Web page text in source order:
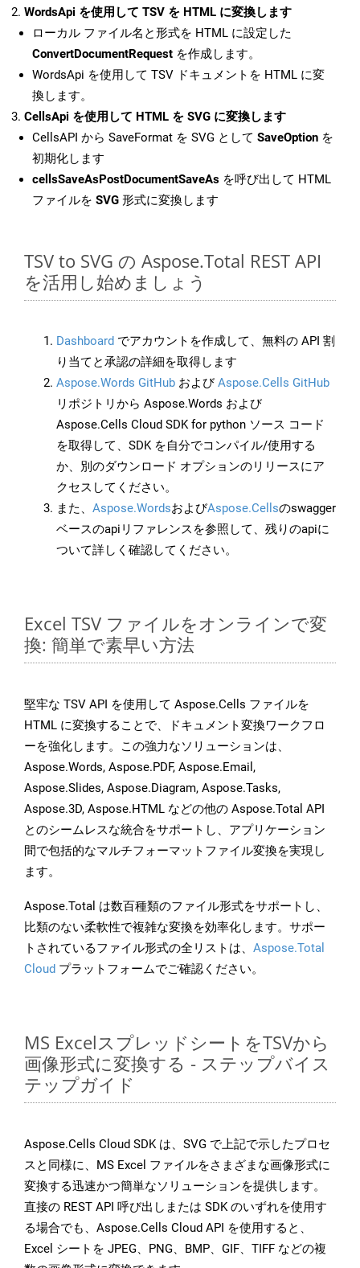
WordsApi を使用して TSV を HTML に変換します
ローカル ファイル名と形式を HTML に設定した
ConvertDocumentRequest を作成します。
WordsApi を使用して TSV ドキュメントを HTML に変
換します。
CellsApi を使用して HTML を SVG に変換します
CellsAPI から SaveFormat を SVG として SaveOption を
初期化します
cellsSaveAsPostDocumentSaveAs を呼び出して HTML
ファイルを SVG 形式に変換します
TSV to SVG の Aspose.Total REST API
を活用し始めましょう
Dashboard でアカウントを作成して、無料の API 割
り当てと承認の詳細を取得します
Aspose.Words GitHub およびAspose.Cells GitHub
リポジトリから Aspose.Words および
Aspose.Cells Cloud SDK for python ソース コード
を取得して、SDK を自分でコンパイル/使用する
か、別のダウンロード オプションのリリースにア
クセスしてください。
また、 Aspose.WordsおよびAspose.Cellsのswagger
ベースのapiリファレンスを参照して、残りのapiに
ついて詳しく確認してください。
Excel TSV ファイルをオンラインで変
換: 簡単で素早い方法
堅牢な TSV API を使用して Aspose.Cells ファイルを
HTML に変換することで、ドキュメント変換ワークフロ
ーを強化します。この強力なソリューションは、
Aspose.Words, Aspose.PDF, Aspose.Email,
Aspose.Slides, Aspose.Diagram, Aspose.Tasks,
Aspose.3D, Aspose.HTML などの他の Aspose.Total API
とのシームレスな統合をサポートし、アプリケーション
間で包括的なマルチフォーマットファイル変換を実現し
ます。
Aspose.Total は数百種類のファイル形式をサポートし、
比類のない柔軟性で複雑な変換を効率化します。サポー
トされているファイル形式の全リストは、 Aspose.Total
Cloud プラットフォームでご確認ください。
MS ExcelスプレッドシートをTSVから
画像形式に変換する - ステップバイス
テップガイド
Aspose.Cells Cloud SDK は、SVG で上記で示したプロセ
スと同様に、MS Excel ファイルをさまざまな画像形式に
変換する迅速かつ簡単なソリューションを提供します。
直接の REST API 呼び出しまたは SDK のいずれを使用す
る場合でも、Aspose.Cells Cloud API を使用すると、
Excel シートを JPEG、PNG、BMP、GIF、TIFF などの複